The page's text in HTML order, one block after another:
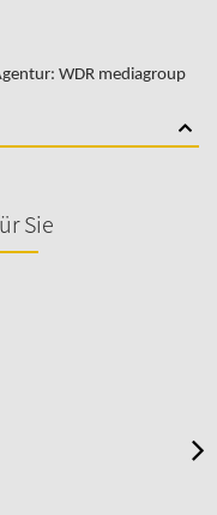
WDR mediagroup
Sie